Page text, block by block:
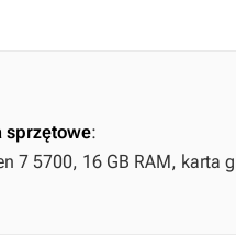
sprzętowe:
7 5700, 16 GB RAM, karta